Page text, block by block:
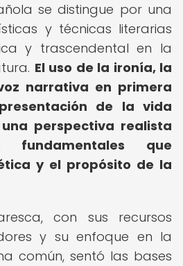
se distingue por una
y técnicas literarias
y trascendental en la
El uso de la ironía, la
narrativa en primera
de la vida
perspectiva realista
fundamentales que
y el propósito de la
con sus recursos
y su enfoque en la
común, sentó las bases